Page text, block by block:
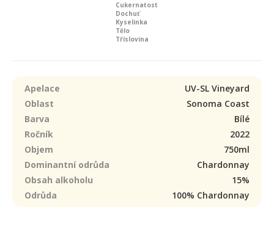
Cukernatost
Dochuť
Kyselinka
Tělo
Tříslovina
Apelace
UV-SL Vineyard
Oblast
Sonoma Coast
Barva
Bílé
Ročník
2022
Objem
750ml
Dominantní odrůda
Chardonnay
Obsah alkoholu
15%
Odrůda
100% Chardonnay